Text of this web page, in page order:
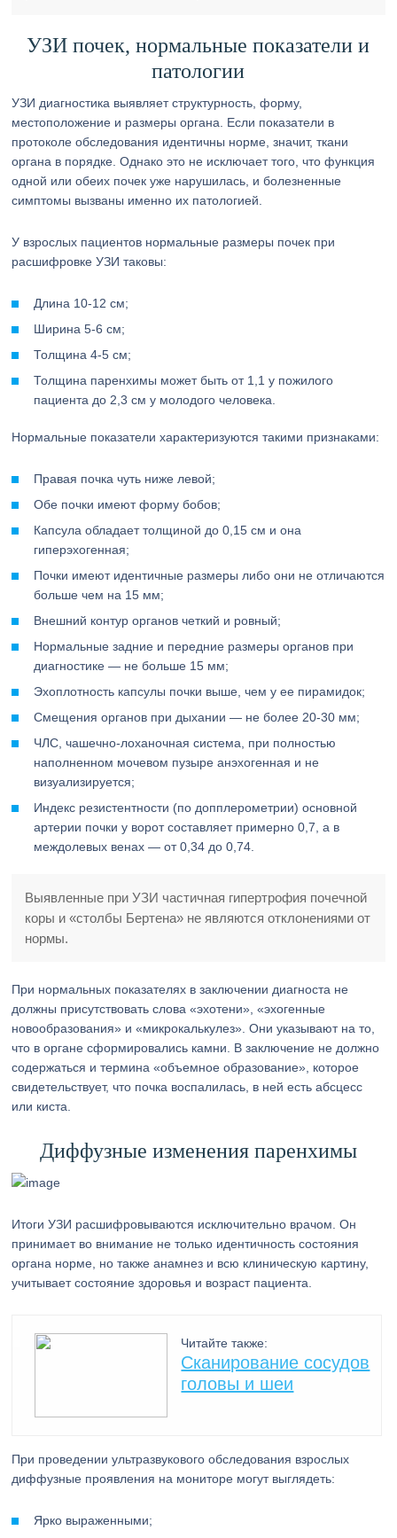
УЗИ почек, нормальные показатели и
патологии
УЗИ диагностика выявляет структурность, форму,
местоположение и размеры органа. Если показатели в
протоколе обследования идентичны норме, значит, ткани
органа в порядке. Однако это не исключает того, что функция
одной или обеих почек уже нарушилась, и болезненные
симптомы вызваны именно их патологией.
У взрослых пациентов нормальные размеры почек при
расшифровке УЗИ таковы:
Длина 10-12 см;
Ширина 5-6 см;
Толщина 4-5 см;
Толщина паренхимы может быть от 1,1 у пожилого
пациента до 2,3 см у молодого человека.
Нормальные показатели характеризуются такими признаками:
Правая почка чуть ниже левой;
Обе почки имеют форму бобов;
Капсула обладает толщиной до 0,15 см и она
гиперэхогенная;
Почки имеют идентичные размеры либо они не отличаются
больше чем на 15 мм;
Внешний контур органов четкий и ровный;
Нормальные задние и передние размеры органов при
диагностике — не больше 15 мм;
Эхоплотность капсулы почки выше, чем у ее пирамидок;
Смещения органов при дыхании — не более 20-30 мм;
ЧЛС, чашечно-лоханочная система, при полностью
наполненном мочевом пузыре анэхогенная и не
визуализируется;
Индекс резистентности (по допплерометрии) основной
артерии почки у ворот составляет примерно 0,7, а в
междолевых венах — от 0,34 до 0,74.
Выявленные при УЗИ частичная гипертрофия почечной
коры и «столбы Бертена» не являются отклонениями от
нормы.
При нормальных показателях в заключении диагноста не
должны присутствовать слова «эхотени», «эхогенные
новообразования» и «микрокалькулез». Они указывают на то,
что в органе сформировались камни. В заключение не должно
содержаться и термина «объемное образование», которое
свидетельствует, что почка воспалилась, в ней есть абсцесс
или киста.
Диффузные изменения паренхимы
Итоги УЗИ расшифровываются исключительно врачом. Он
принимает во внимание не только идентичность состояния
органа норме, но также анамнез и всю клиническую картину,
учитывает состояние здоровья и возраст пациента.
Читайте также:
Сканирование сосудов
головы и шеи
При проведении ультразвукового обследования взрослых
диффузные проявления на мониторе могут выглядеть:
Ярко выраженными;